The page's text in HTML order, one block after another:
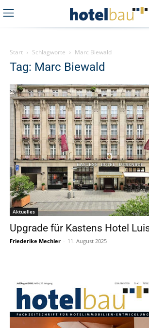
Start Schlagworte Marc Biewald
Tag: Marc Biewald
Aktuelles
Upgrade für Kastens Hotel
Friederike Mechler - 11. August 2025